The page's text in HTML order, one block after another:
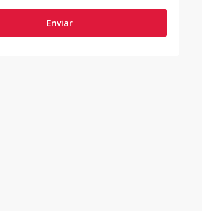
Enviar